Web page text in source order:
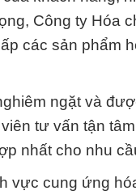
Công ty Hóa
các sản phẩm
ngặt và
tư vấn tận
nhất cho nhu
vực cung ứng